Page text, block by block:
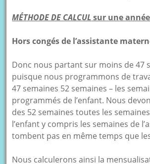
MÉTHODE DE CALCUL sur une
Hors congés de l’assistante
Donc nous partant sur moins de 47
puisque nous programmons de
47 semaines 52 semaines – les
programmés de l’enfant. Nous
des 52 semaines toutes les
l’enfant y compris les semaines de
tombent pas en même temps que
Nous calculerons ainsi la